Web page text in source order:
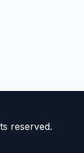
reserved.